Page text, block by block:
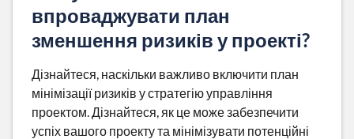
впроваджувати план
зменшення ризиків у проекті?
Дізнайтеся, наскільки важливо включити план
мінімізації ризиків у стратегію управління
проектом. Дізнайтеся, як це може забезпечити
успіх вашого проекту та мінімізувати потенційні